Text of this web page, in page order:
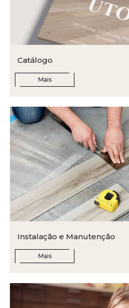
Catálogo
Mais
Instalação e Manutenção
Mais